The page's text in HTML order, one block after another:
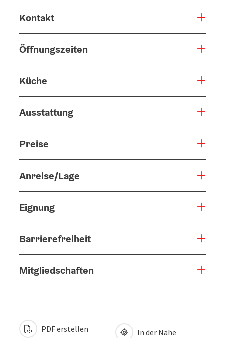
Kontakt
Öffnungszeiten
Küche
Ausstattung
Preise
Anreise/Lage
Eignung
Barrierefreiheit
Mitgliedschaften
PDF erstellen In der Nähe